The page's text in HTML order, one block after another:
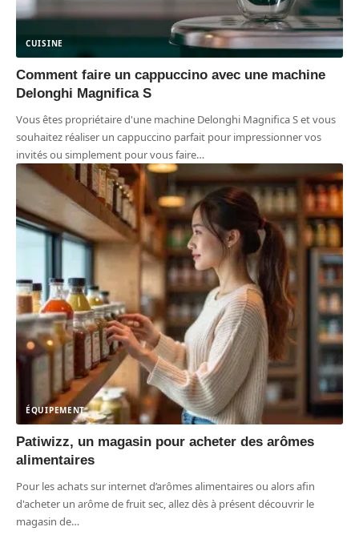
CUISINE
Comment faire un cappuccino avec une machine
Delonghi Magnifica S
Vous êtes propriétaire d'une machine Delonghi Magnifica S et vous
souhaitez réaliser un cappuccino parfait pour impressionner vos
invités ou simplement pour vous faire…
ÉQUIPEMENT
Patiwizz, un magasin pour acheter des arômes
alimentaires
Pour les achats sur internet d’arômes alimentaires ou alors afin
d'acheter un arôme de fruit sec, allez dès à présent découvrir le
magasin de…